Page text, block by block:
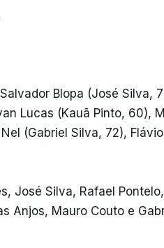
Blopa (José Silva,
Lucas (Kauã Pinto, 60),
(Gabriel Silva, 72),
José Silva, Rafael
Anjos, Mauro Couto e